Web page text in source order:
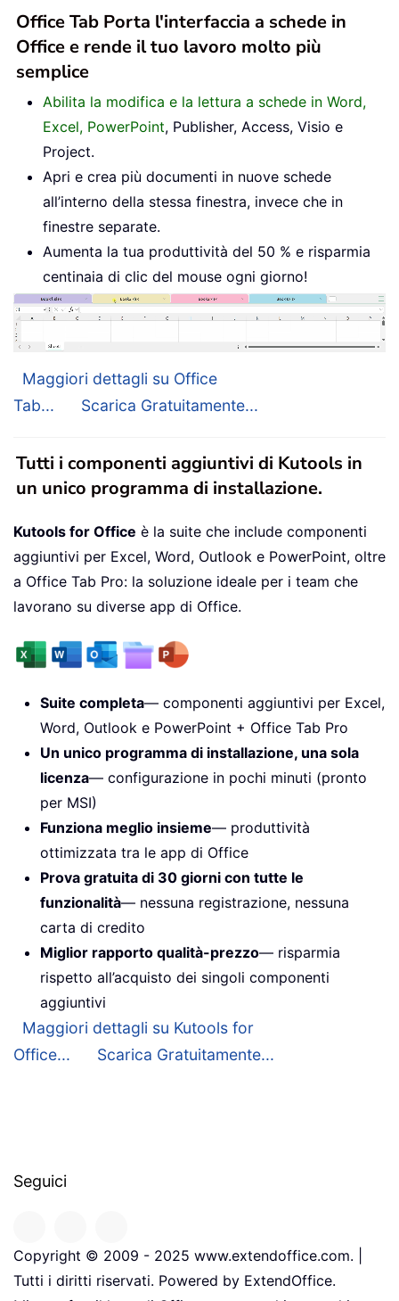
Office Tab Porta l'interfaccia a schede in
Office e rende il tuo lavoro molto più
semplice
Abilita la modifica e la lettura a schede in Word,
Excel, PowerPoint, Publisher, Access, Visio e
Project.
Apri e crea più documenti in nuove schede
all’interno della stessa finestra, invece che in
finestre separate.
Aumenta la tua produttività del 50 % e risparmia
centinaia di clic del mouse ogni giorno!
Maggiori dettagli su Office
Tab...
Scarica Gratuitamente...
Tutti i componenti aggiuntivi di Kutools in
un unico programma di installazione.
Kutools for Office è la suite che include componenti
aggiuntivi per Excel, Word, Outlook e PowerPoint, oltre
a Office Tab Pro: la soluzione ideale per i team che
lavorano su diverse app di Office.
Suite completa— componenti aggiuntivi per Excel,
Word, Outlook e PowerPoint + Office Tab Pro
Un unico programma di installazione, una sola
licenza— configurazione in pochi minuti (pronto
per MSI)
Funziona meglio insieme— produttività
ottimizzata tra le app di Office
Prova gratuita di 30 giorni con tutte le
funzionalità— nessuna registrazione, nessuna
carta di credito
Miglior rapporto qualità-prezzo— risparmia
rispetto all’acquisto dei singoli componenti
aggiuntivi
Maggiori dettagli su Kutools for
Office...
Scarica Gratuitamente...
Seguici
Copyright © 2009 - 2025 www.extendoffice.com. |
Tutti i diritti riservati. Powered by ExtendOffice.